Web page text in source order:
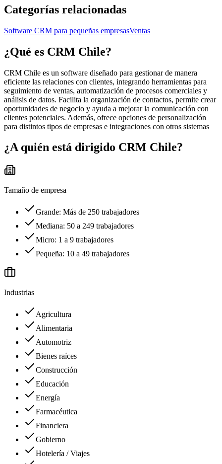
Categorías relacionadas
Software CRM para pequeñas empresasVentas
¿Qué es CRM Chile?
CRM Chile es un software diseñado para gestionar de manera
eficiente las relaciones con clientes, integrando herramientas para
seguimiento de ventas, automatización de procesos comerciales y
análisis de datos. Facilita la organización de contactos, permite crear
oportunidades de negocio y ayuda a mejorar la comunicación con
clientes potenciales. Además, ofrece opciones de personalización
para distintos tipos de empresas e integraciones con otros sistemas
¿A quién está dirigido CRM Chile?
Tamaño de empresa
Grande: Más de 250 trabajadores
Mediana: 50 a 249 trabajadores
Micro: 1 a 9 trabajadores
Pequeña: 10 a 49 trabajadores
Industrias
Agricultura
Alimentaria
Automotriz
Bienes raíces
Construcción
Educación
Energía
Farmacéutica
Financiera
Gobierno
Hotelería / Viajes